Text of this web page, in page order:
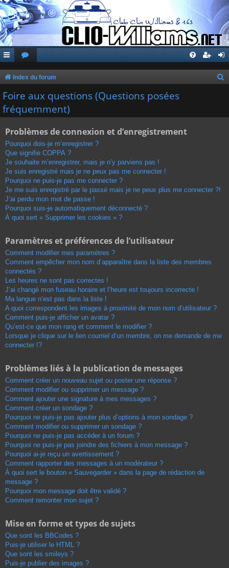
Index du forum
h
Foire aux questions (Questions posées
fréquemment)
Problèmes de connexion et d’enregistrement
Pourquoi dois-je m’enregistrer ?
Que signifie COPPA ?
Je souhaite m’enregistrer, mais je n’y parviens pas !
Je suis enregistré mais je ne peux pas me connecter !
Pourquoi ne puis-je pas me connecter ?
Je me suis enregistré par le passé mais je ne peux plus me connecter ?!
J’ai perdu mon mot de passe !
Pourquoi suis-je automatiquement déconnecté ?
À quoi sert « Supprimer les cookies » ?
Paramètres et préférences de l’utilisateur
Comment modifier mes paramètres ?
Comment empêcher mon nom d’apparaître dans la liste des membres
connectés ?
Les heures ne sont pas correctes !
J’ai changé mon fuseau horaire et l’heure est toujours incorrecte !
Ma langue n’est pas dans la liste !
A quoi correspondent les images à proximité de mon nom d’utilisateur ?
Comment puis-je afficher un avatar ?
Qu’est-ce que mon rang et comment le modifier ?
Lorsque je clique sur le lien courriel d’un membre, on me demande de me
connecter !?
Problèmes liés à la publication de messages
Comment créer un nouveau sujet ou poster une réponse ?
Comment modifier ou supprimer un message ?
Comment ajouter une signature à mes messages ?
Comment créer un sondage ?
Pourquoi ne puis-je pas ajouter plus d’options à mon sondage ?
Comment modifier ou supprimer un sondage ?
Pourquoi ne puis-je pas accéder à un forum ?
Pourquoi ne puis-je pas joindre des fichiers à mon message ?
Pourquoi ai-je reçu un avertissement ?
Comment rapporter des messages à un modérateur ?
À quoi sert le bouton « Sauvegarder » dans la page de rédaction de
message ?
Pourquoi mon message doit être validé ?
Comment remonter mon sujet ?
Mise en forme et types de sujets
Que sont les BBCodes ?
Puis-je utiliser le HTML ?
Que sont les smileys ?
Puis-je publier des images ?